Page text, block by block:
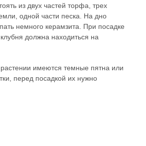
из двух частей торфа, трех
одной части песка. На дно
немного керамзита. При посадке
должна находиться на
имеются темные пятна или
перед посадкой их нужно